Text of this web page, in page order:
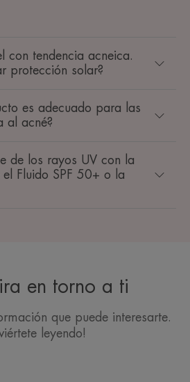
con tendencia acneica.
protección solar?
es adecuado para las
al acné?
de los rayos UV con la
Fluido SPF 50+ o la
en torno a ti
que puede interesarte.
leyendo!